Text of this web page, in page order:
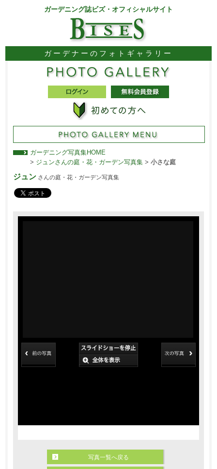
ガーデニング誌ビズ・オフィシャルサイト
ガーデナーのフォトギャラリー
ガーデニング写真集HOME
> ジュンさんの庭・花・ガーデン写真集> 小さな庭
ジュンさんの庭・花・ガーデン写真集
写真一覧へ戻る